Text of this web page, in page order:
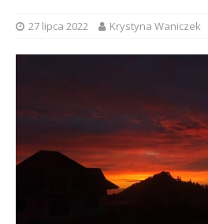
27 lipca 2022 Krystyna Waniczek